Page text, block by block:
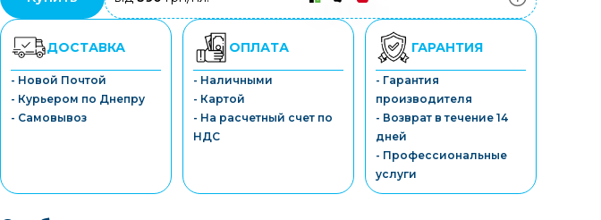
3-10 платежів, кредит 0.01%
Монобанк
3-7 платежів, кредит 0.01%
ПУМБ
3-10 платежів, кредит 0.01%
3-10 платежів, кредит 0.01%
3-10 платежів, кредит 0.01%
Sens-Банк
3-10 платежів, кредит 0.01%
ДОСТАВКА
- Новой Почтой
- Курьером по Днепру
- Самовывоз
ОПЛАТА
- Наличными
- Картой
- На расчетный счет по
НДС
ГАРАНТИЯ
- Гарантия
производителя
- Возврат в течение 14
дней
- Профессиональные
услуги